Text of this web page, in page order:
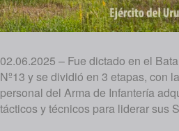
02.06.2025 – Fue dictado en el
Nº13 y se dividió en 3 etapas, con
personal del Arma de Infantería
tácticos y técnicos para liderar sus